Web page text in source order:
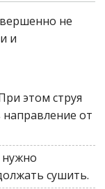
не
и
этом струя
от
сушить.